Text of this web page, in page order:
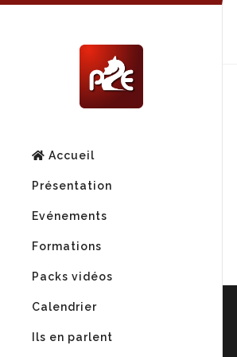
Accueil
Présentation
Evénements
Formations
Packs vidéos
Calendrier
Ils en parlent